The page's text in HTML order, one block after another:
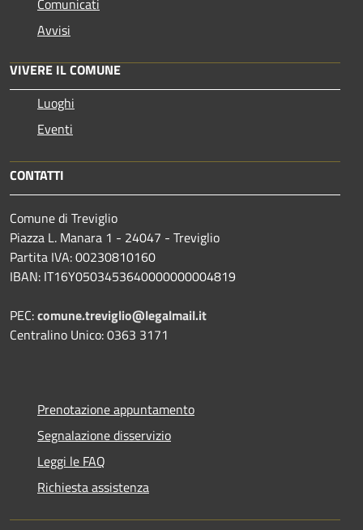
Avvisi
VIVERE IL COMUNE
Luoghi
Eventi
CONTATTI
Comune di Treviglio
Piazza L. Manara 1 - 24047 - Treviglio
Partita IVA: 00230810160
IBAN: IT16Y0503453640000000004819
PEC:comune.treviglio@legalmail.it
Centralino Unico: 0363 3171
Prenotazione appuntamento
Segnalazione disservizio
Leggi le FAQ
Richiesta assistenza